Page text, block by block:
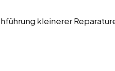
kleinerer